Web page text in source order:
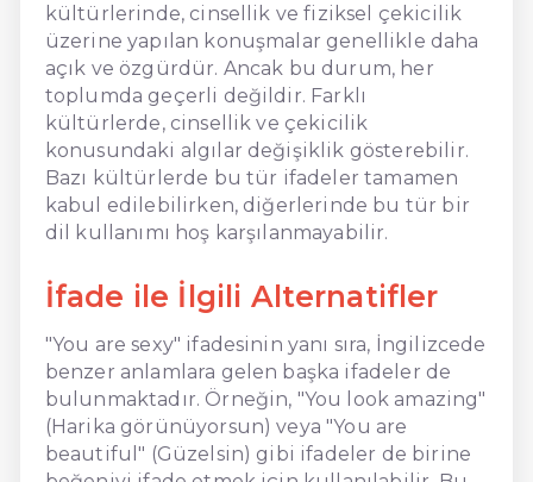
kültürlerinde, cinsellik ve fiziksel çekicilik
üzerine yapılan konuşmalar genellikle daha
açık ve özgürdür. Ancak bu durum, her
toplumda geçerli değildir. Farklı
kültürlerde, cinsellik ve çekicilik
konusundaki algılar değişiklik gösterebilir.
Bazı kültürlerde bu tür ifadeler tamamen
kabul edilebilirken, diğerlerinde bu tür bir
dil kullanımı hoş karşılanmayabilir.
İfade ile İlgili Alternatifler
"You are sexy" ifadesinin yanı sıra, İngilizcede
benzer anlamlara gelen başka ifadeler de
bulunmaktadır. Örneğin, "You look amazing"
(Harika görünüyorsun) veya "You are
beautiful" (Güzelsin) gibi ifadeler de birine